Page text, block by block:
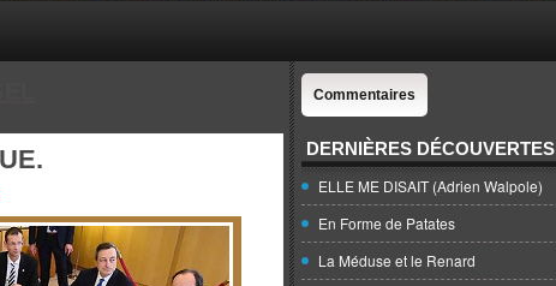
le Sport,. Avec Revue de presse et de blogs.
Commentaires
DERNIÈRES DÉCOUVERTES
ELLE ME DISAIT (Adrien Walpole)
En Forme de Patates
La Méduse et le Renard